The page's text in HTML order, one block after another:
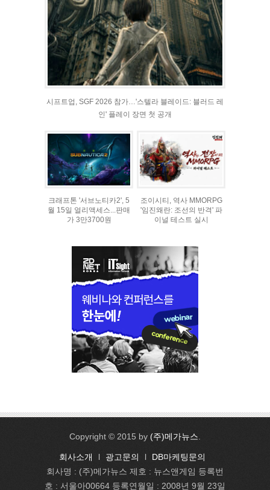
시프트업, SGF 2026 참가…'스텔라 블레이드: 블러드 레
인' 플레이 장면 첫 공개
크래프톤 '서브노티카2', 5
월 15일 얼리액세스...판매
가 3만3700원
조이시티, 역사 MMORPG
'임진왜란: 조선의 반격' 파
이널 테스트 실시
Copyright © 2015 by (주)메가뉴스
회사소개 l 광고문의 l
DB마케팅문의
회사명 : (주)메가뉴스 제호 : 뉴스앤게임 등록번
호 : 서울아00664 등록연월일 : 2008년 9월 23일